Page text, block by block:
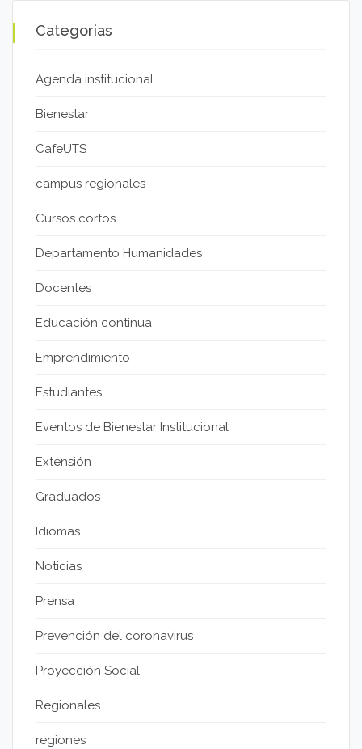
Categorias
Agenda institucional
Bienestar
CafeUTS
campus regionales
Cursos cortos
Departamento Humanidades
Docentes
Educación continua
Emprendimiento
Estudiantes
Eventos de Bienestar Institucional
Extensión
Graduados
Idiomas
Noticias
Prensa
Prevención del coronavirus
Proyección Social
Regionales
regiones